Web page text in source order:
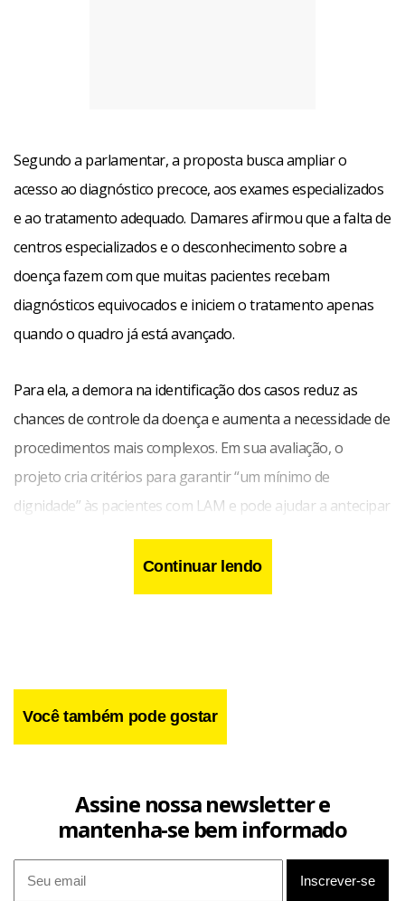
Segundo a parlamentar, a proposta busca ampliar o
acesso ao diagnóstico precoce, aos exames especializados
e ao tratamento adequado. Damares afirmou que a falta de
centros especializados e o desconhecimento sobre a
doença fazem com que muitas pacientes recebam
diagnósticos equivocados e iniciem o tratamento apenas
quando o quadro já está avançado.
Para ela, a demora na identificação dos casos reduz as
chances de controle da doença e aumenta a necessidade de
procedimentos mais complexos. Em sua avaliação, o
projeto cria critérios para garantir “um mínimo de
dignidade” às pacientes com LAM e pode ajudar a antecipar
Continuar lendo
Você também pode gostar
Assine nossa newsletter e
mantenha-se bem informado